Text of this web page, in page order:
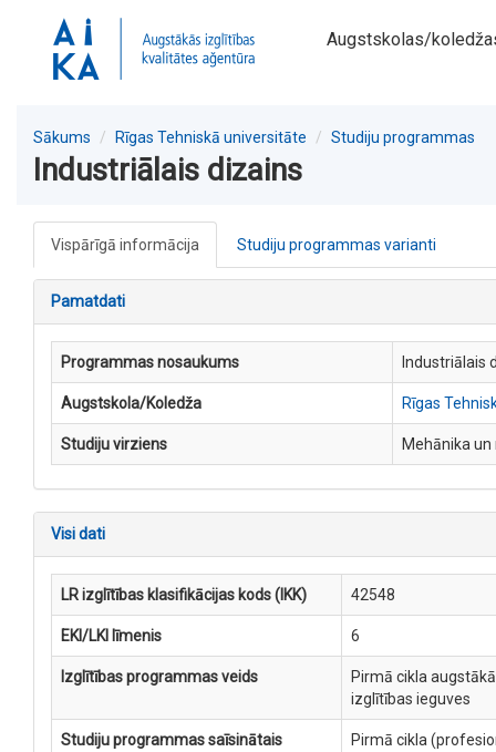
Augstskolas/
Sākums Rīgas Tehniskā universitāte Studiju programmas
Industriālais dizains
Vispārīgā informācija Studiju programmas varianti
Pamatdati
Programmas nosaukums Industriālais
Augstskola/Koledža Rīgas
Studiju virziens Mehānika
Visi dati
LR izglītības klasifikācijas kods (IKK) 42548
EKI/LKI līmenis 6
Izglītības programmas veids
Pirmā cikla
izglītības ieguves
Studiju programmas saīsinātais
Pirmā cikla